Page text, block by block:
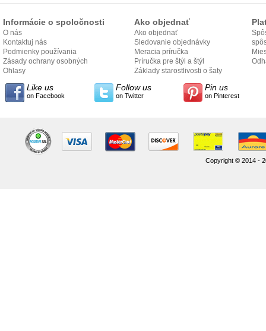
Informácie o spoločnosti
O nás
Kontaktuj nás
Podmienky používania
Zásady ochrany osobných
údajov
Ohlasy
Ako objednať
Ako objednať
Sledovanie objednávky
Meracia príručka
Príručka pre štýl a štýl
Základy starostlivosti o šaty
Like us
on Facebook
Follow us
on Twitter
Pin us
on Pinterest
Copyright © 2014 -